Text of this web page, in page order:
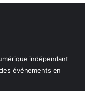
indépendant
événements en